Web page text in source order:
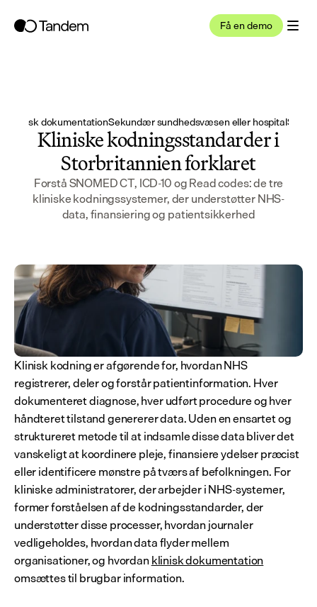
Få en demo
Klinisk dokumentationSekundær sundhedsvæsen eller hospital
Kliniske kodningsstandarder i
Storbritannien forklaret
Forstå SNOMED CT, ICD-10 og Read codes: de tre
kliniske kodningssystemer, der understøtter NHS-
data, finansiering og patientsikkerhed
Klinisk kodning er afgørende for, hvordan NHS
registrerer, deler og forstår patientinformation. Hver
dokumenteret diagnose, hver udført procedure og hver
håndteret tilstand genererer data. Uden en ensartet og
struktureret metode til at indsamle disse data bliver det
vanskeligt at koordinere pleje, finansiere ydelser præcist
eller identificere mønstre på tværs af befolkningen. For
kliniske administratorer, der arbejder i NHS-systemer,
former forståelsen af de kodningsstandarder, der
understøtter disse processer, hvordan journaler
vedligeholdes, hvordan data flyder mellem
organisationer, og hvordan klinisk dokumentation
omsættes til brugbar information.